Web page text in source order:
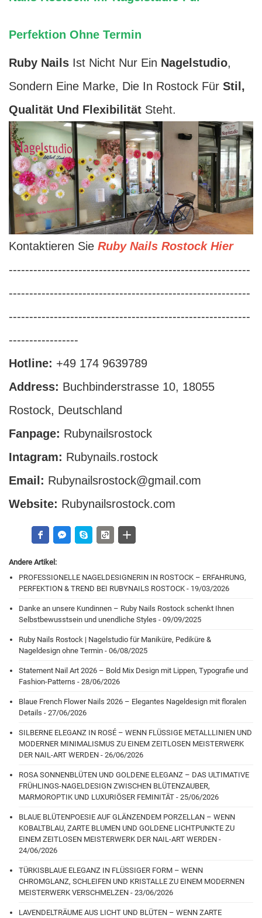
Perfektion Ohne Termin
Ruby Nails Ist Nicht Nur Ein Nagelstudio,
Sondern Eine Marke, Die In Rostock Für Stil,
Qualität Und Flexibilität Steht.
Kontaktieren Sie Ruby Nails Rostock Hier
-----------------------------------------------------------
-----------------------------------------------------------
-----------------------------------------------------------
-----------------
Hotline: +49 174 9639789
Address: Buchbinderstrasse 10, 18055
Rostock, Deutschland
Fanpage: Rubynailsrostock
Intagram: Rubynails.rostock
Email: Rubynailsrostock@gmail.com
Website: Rubynailsrostock.com
Andere Artikel:
PROFESSIONELLE NAGELDESIGNERIN IN ROSTOCK – ERFAHRUNG,
PERFEKTION & TREND BEI RUBYNAILS ROSTOCK - 19/03/2026
Danke an unsere Kundinnen – Ruby Nails Rostock schenkt Ihnen
Selbstbewusstsein und unendliche Styles - 09/09/2025
Ruby Nails Rostock | Nagelstudio für Maniküre, Pediküre &
Nageldesign ohne Termin - 06/08/2025
Statement Nail Art 2026 – Bold Mix Design mit Lippen, Typografie und
Fashion-Patterns - 28/06/2026
Blaue French Flower Nails 2026 – Elegantes Nageldesign mit floralen
Details - 27/06/2026
SILBERNE ELEGANZ IN ROSÉ – WENN FLÜSSIGE METALLLINIEN UND
MODERNER MINIMALISMUS ZU EINEM ZEITLOSEN MEISTERWERK
DER NAIL-ART WERDEN - 26/06/2026
ROSA SONNENBLÜTEN UND GOLDENE ELEGANZ – DAS ULTIMATIVE
FRÜHLINGS-NAGELDESIGN ZWISCHEN BLÜTENZAUBER,
MARMOROPTIK UND LUXURIÖSER FEMINITÄT - 25/06/2026
BLAUE BLÜTENPOESIE AUF GLÄNZENDEM PORZELLAN – WENN
KOBALTBLAU, ZARTE BLUMEN UND GOLDENE LICHTPUNKTE ZU
EINEM ZEITLOSEN MEISTERWERK DER NAIL-ART WERDEN -
24/06/2026
TÜRKISBLAUE ELEGANZ IN FLÜSSIGER FORM – WENN
CHROMGLANZ, SCHLEIFEN UND KRISTALLE ZU EINEM MODERNEN
MEISTERWERK VERSCHMELZEN - 23/06/2026
LAVENDELTRÄUME AUS LICHT UND BLÜTEN – WENN ZARTE